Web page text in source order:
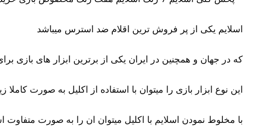
اسلایم یکی از پر فروش ترین اقلام ضد استرس میباشد
که در جهان و همچنین در ایران یکی از برترین ابزار های بازی
این نوع ابزار بازی را میتوان با استفاده از اکلیل به صورت کاملا
با مخلوط نمودن اسلایم با اکلیل میتوان ان را به صورت متفاوت